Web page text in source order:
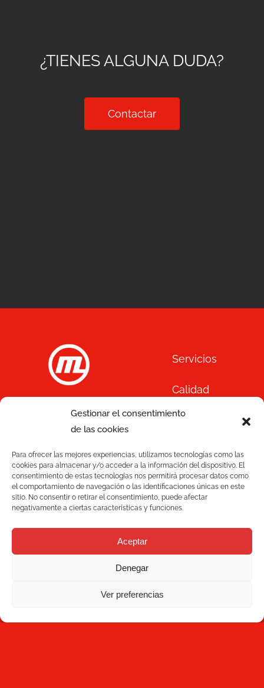
Gestionar el consentimiento
de las cookies
Para ofrecer las mejores experiencias, utilizamos tecnologías como las
cookies para almacenar y/o acceder a la información del dispositivo. El
consentimiento de estas tecnologías nos permitirá procesar datos como
el comportamiento de navegación o las identificaciones únicas en este
sitio. No consentir o retirar el consentimiento, puede afectar
negativamente a ciertas características y funciones.
Aceptar
Denegar
Ver preferencias
¿TIENES ALGUNA DUDA?
Contactar
C/ Joan Monpeó, 31 -37
08223 Terrassa
+34 93 736 35 00
mecesa@mecesa.com
Servicios
Calidad
Soluciones
Blog
Mecesa
Contacto
NEWSLETTER